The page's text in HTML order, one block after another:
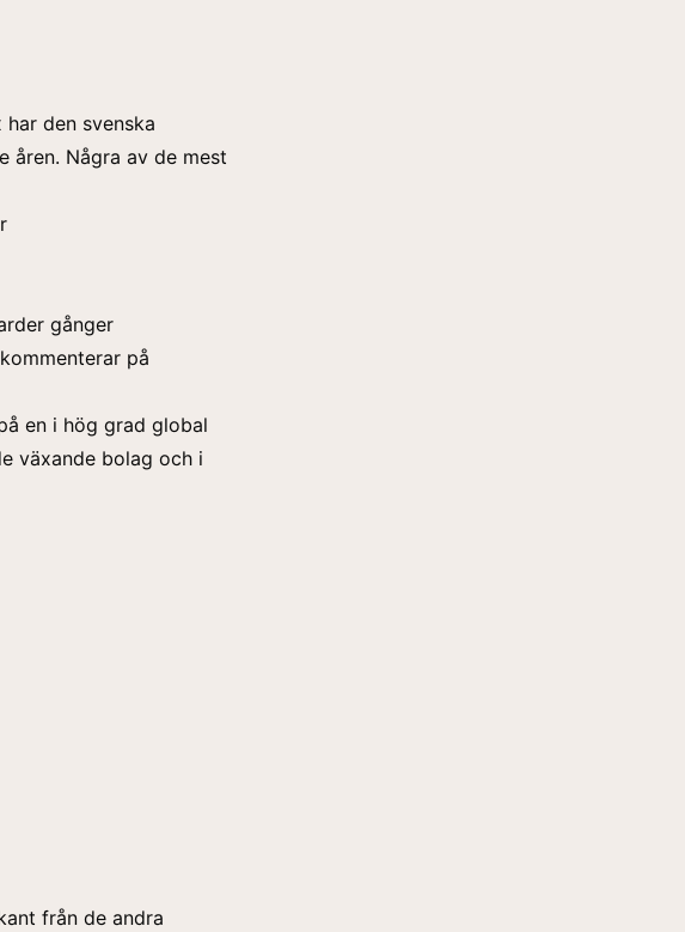
den svenska
åren. Några av de mest
gånger
på
en i hög grad global
växande bolag och i
från de andra